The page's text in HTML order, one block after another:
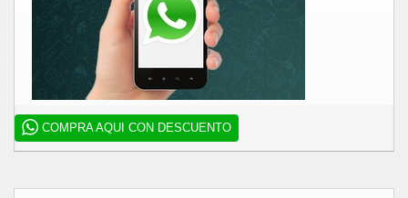
COMPRA AQUI CON DESCUENTO